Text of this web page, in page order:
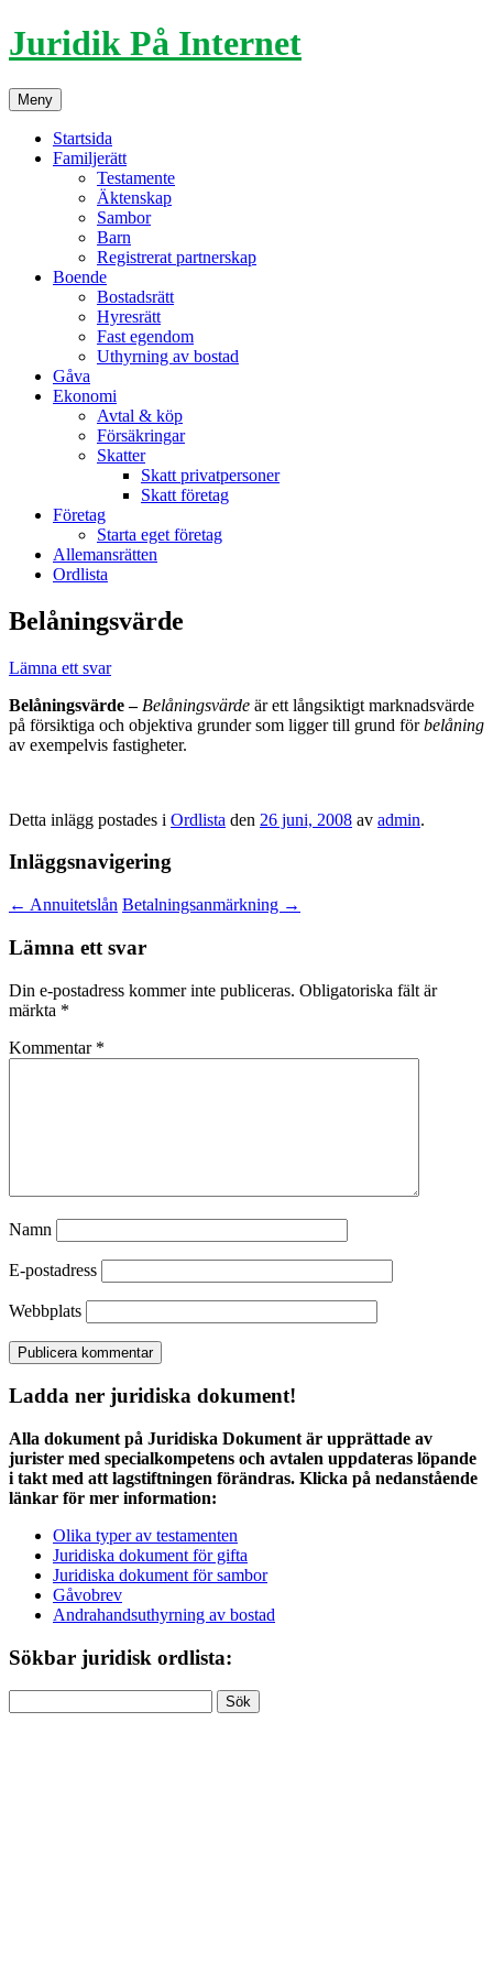
Hoppa
till
Juridik På Internet
Meny
Startsida
Familjerätt
Testamente
Äktenskap
Sambor
Barn
Registrerat partnerskap
Boende
Bostadsrätt
Hyresrätt
Fast egendom
Uthyrning av bostad
Gåva
Ekonomi
Avtal & köp
Försäkringar
Skatter
Skatt privatpersoner
Skatt företag
Företag
Starta eget företag
Allemansrätten
Ordlista
Belåningsvärde
Lämna ett svar
Belåningsvärde – Belåningsvärde är ett långsiktigt marknadsvärde
på försiktiga och objektiva grunder som ligger till grund förbelåning
av exempelvis fastigheter.
Detta inlägg postades i Ordlista den 26 juni, 2008 av admin.
Inläggsnavigering
← Annuitetslån Betalningsanmärkning →
Lämna ett svar
Din e-postadress kommer inte publiceras. Obligatoriska fält är
märkta *
Kommentar *
Namn
E-postadress
Webbplats
Ladda ner juridiska dokument!
Alla dokument på Juridiska Dokument är upprättade av
jurister med specialkompetens och avtalen uppdateras löpande
i takt med att lagstiftningen förändras. Klicka på nedanstående
länkar för mer information:
Olika typer av testamenten
Juridiska dokument för gifta
Juridiska dokument för sambor
Gåvobrev
Andrahandsuthyrning av bostad
Sökbar juridisk ordlista:
efter: